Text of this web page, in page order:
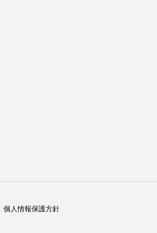
個人情報保護方針